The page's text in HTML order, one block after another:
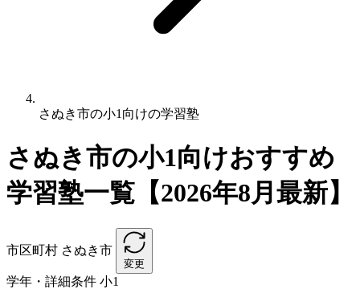
さぬき市の小1向けの学習塾
さぬき市の小1向けおすすめ
学習塾一覧【2026年8月最新】
市区町村 さぬき市
変更
学年・詳細条件 小1